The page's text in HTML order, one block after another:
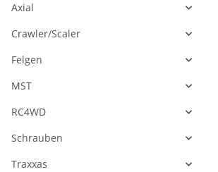
Axial
Crawler/Scaler
Felgen
MST
RC4WD
Schrauben
Traxxas